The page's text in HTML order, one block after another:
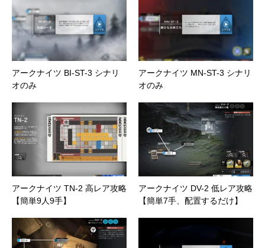
アークナイツ BI-ST-3 シナリ
オのみ
アークナイツ MN-ST-3 シナリ
オのみ
アークナイツ TN-2 高レア攻略
【簡単9人9手】
アークナイツ DV-2 低レア攻略
【簡単7手、配置するだけ】